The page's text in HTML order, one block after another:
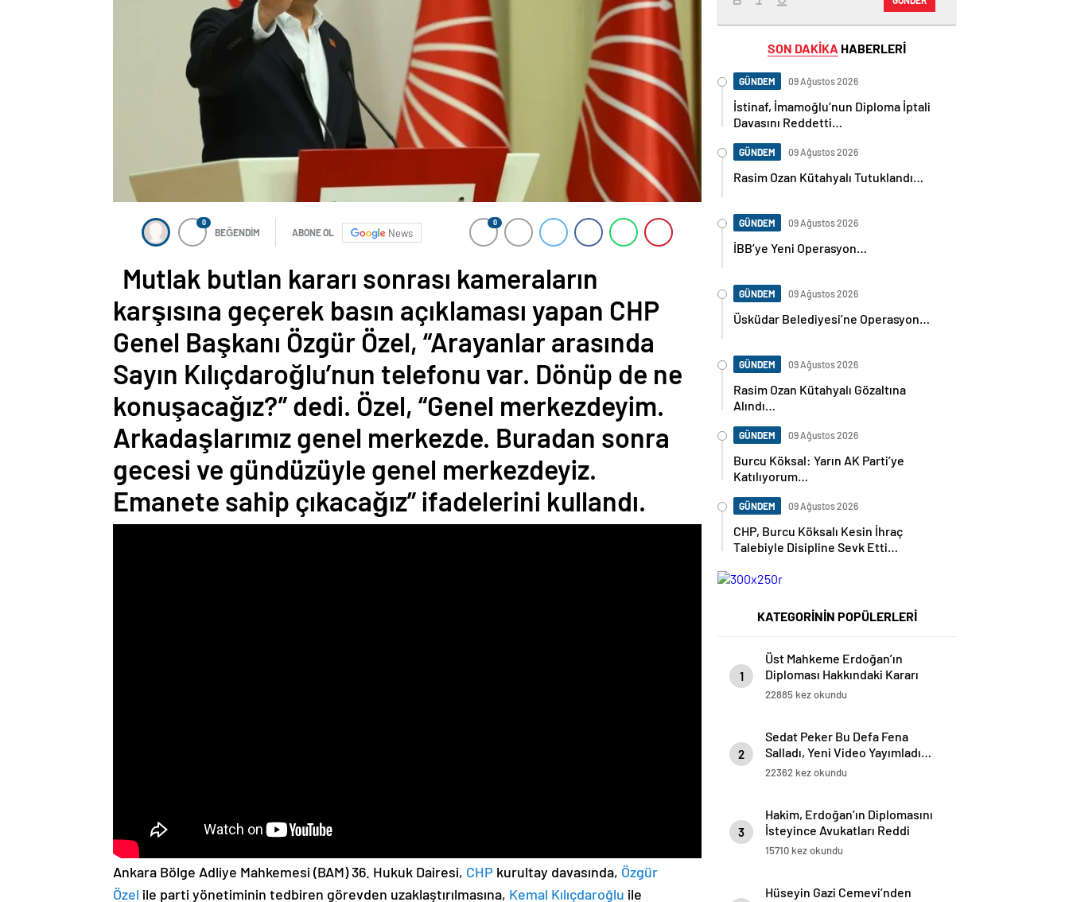
0
BEĞENDİM ABONE OL News
0
Mutlak butlan kararı sonrası kameraların
karşısına geçerek basın açıklaması yapan CHP
Genel Başkanı Özgür Özel, “Arayanlar arasında
Sayın Kılıçdaroğlu’nun telefonu var. Dönüp de ne
konuşacağız?” dedi. Özel, “Genel merkezdeyim.
Arkadaşlarımız genel merkezde. Buradan sonra
gecesi ve gündüzüyle genel merkezdeyiz.
Emanete sahip çıkacağız” ifadelerini kullandı.
Ankara Bölge Adliye Mahkemesi (BAM) 36. Hukuk Dairesi, CHP kurultay davasında, Özgür
Özel ile parti yönetiminin tedbiren görevden uzaklaştırılmasına, Kemal Kılıçdaroğlu ile
SON DAKİKA HABERLERİ
GÜNDEM 09 Ağustos 2026
İstinaf, İmamoğlu’nun Diploma İptali
Davasını Reddetti…
GÜNDEM 09 Ağustos 2026
Rasim Ozan Kütahyalı Tutuklandı…
GÜNDEM 09 Ağustos 2026
İBB’ye Yeni Operasyon…
GÜNDEM 09 Ağustos 2026
Üsküdar Belediyesi’ne Operasyon…
GÜNDEM 09 Ağustos 2026
Rasim Ozan Kütahyalı Gözaltına
Alındı…
GÜNDEM 09 Ağustos 2026
Burcu Köksal: Yarın AK Parti’ye
Katılıyorum…
GÜNDEM 09 Ağustos 2026
CHP, Burcu Köksalı Kesin İhraç
Talebiyle Disipline Sevk Etti…
KATEGORİNİN POPÜLERLERİ
1
Üst Mahkeme Erdoğan’ın
Diploması Hakkındaki Kararı
Kaldırdı…
22885 kez okundu
2
Sedat Peker Bu Defa Fena
Salladı, Yeni Video Yayımladı…
22362 kez okundu
3
Hakim, Erdoğan’ın Diplomasını
İsteyince Avukatları Reddi
Hakim İstedi…
15710 kez okundu
Hüseyin Gazi Cemevi’nden